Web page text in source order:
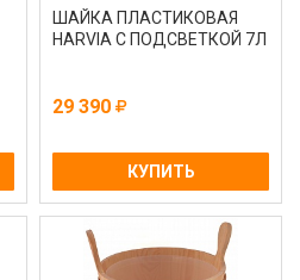
ШАЙКА ПЛАСТИКОВАЯ
HARVIA С ПОДСВЕТКОЙ 7Л
29 390
КУПИТЬ